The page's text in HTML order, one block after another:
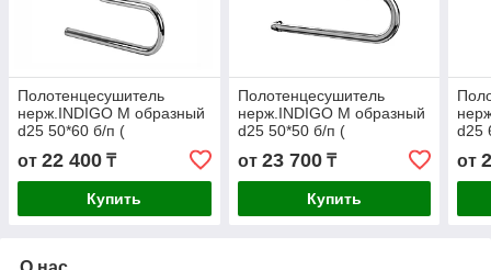
Полотенцесушитель
нерж.INDIGO М образный
d25 50*60 б/п (
к-0,полиров.)
от 22 400 ₸
Купить
Полотенцесушитель
нерж.INDIGO М образный
d25 50*50 б/п (
к-0,полиров.)
от 23 700₸
Купить
d25
от